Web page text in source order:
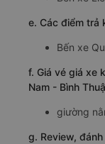
e. Các điểm trả
Bến xe
f. Giá vé giá xe
Nam - Bình
giường
g. Review,